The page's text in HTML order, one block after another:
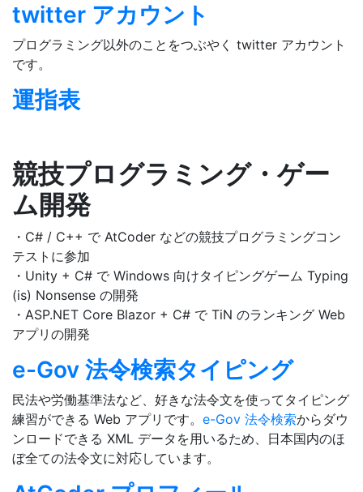
twitter アカウント
プログラミング以外のことをつぶやく twitter アカウント
です。
運指表
競技プログラミング・ゲー
ム開発
・C# / C++ で AtCoder などの競技プログラミングコン
テストに参加
・Unity + C# で Windows 向けタイピングゲーム Typing
(is) Nonsense の開発
・ASP.NET Core Blazor + C# で TiN のランキング Web
アプリの開発
e-Gov 法令検索タイピング
民法や労働基準法など、好きな法令文を使ってタイピング
練習ができる Web アプリです。 e-Gov 法令検索からダウ
ンロードできる XML データを用いるため、日本国内のほ
ぼ全ての法令文に対応しています。